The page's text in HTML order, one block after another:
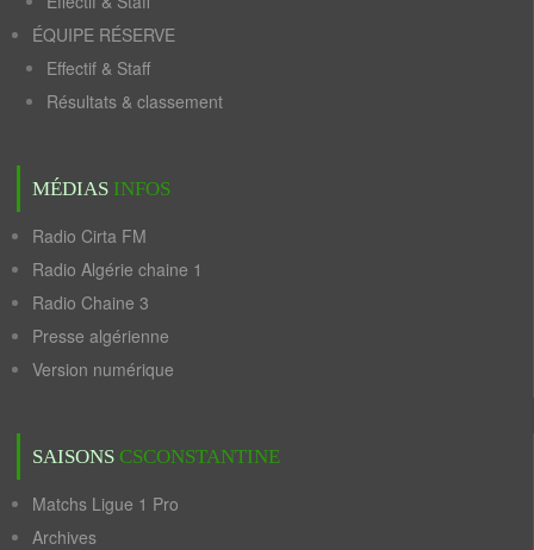
ÉQUIPE RÉSERVE
Effectif & Staff
Résultats & classement
MÉDIAS INFOS
Radio Cirta FM
Radio Algérie chaine 1
Radio Chaine 3
Presse algérienne
Version numérique
SAISONS CSCONSTANTINE
Matchs Ligue 1 Pro
Archives